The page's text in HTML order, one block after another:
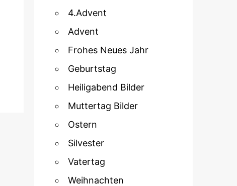
4.Advent
Advent
Frohes Neues Jahr
Geburtstag
Heiligabend Bilder
Muttertag Bilder
Ostern
Silvester
Vatertag
Weihnachten